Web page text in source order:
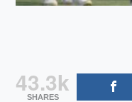
43.3k
SHARES